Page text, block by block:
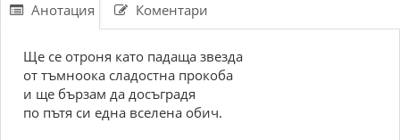
Анотация Коментари
Ще се отроня като падаща звезда
от тъмноока сладостна прокоба
и ще бързам да досъградя
по пътя си една вселена обич.